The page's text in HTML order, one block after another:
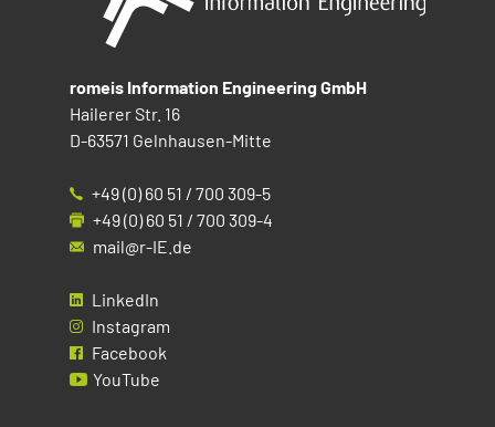
romeis Information Engineering GmbH
Hailerer Str. 16
D-63571 Gelnhausen-Mitte
+49 (0) 60 51 / 700 309-5
+49 (0) 60 51 / 700 309-4
mail@r-IE.de
LinkedIn
Instagram
Facebook
YouTube